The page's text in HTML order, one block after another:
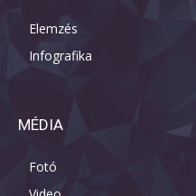
Elemzés
Infografika
MÉDIA
Fotó